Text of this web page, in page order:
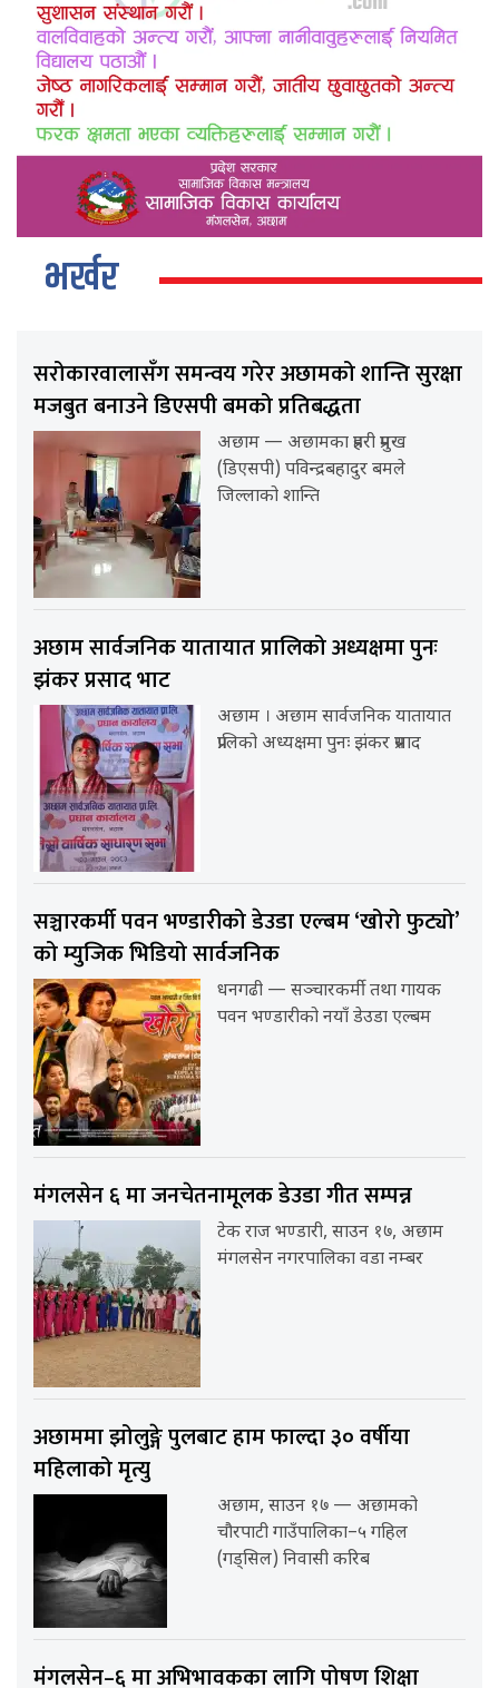
भर्खर
सरोकारवालासँग समन्वय गरेर अछामको शान्ति सुरक्षा
मजबुत बनाउने डिएसपी बमको प्रतिबद्धता
अछाम — अछामका प्रहरी प्रमुख
(डिएसपी) पविन्द्रबहादुर बमले
जिल्लाको शान्ति
अछाम सार्वजनिक यातायात प्रालिको अध्यक्षमा पुनः
झंकर प्रसाद भाट
अछाम । अछाम सार्वजनिक यातायात
प्रालिको अध्यक्षमा पुनः झंकर प्रसाद
सञ्चारकर्मी पवन भण्डारीको डेउडा एल्बम ‘खोरो फुट्यो’
को म्युजिक भिडियो सार्वजनिक
धनगढी — सञ्चारकर्मी तथा गायक
पवन भण्डारीको नयाँ डेउडा एल्बम
मंगलसेन ६ मा जनचेतनामूलक डेउडा गीत सम्पन्न
टेक राज भण्डारी, साउन १७, अछाम
मंगलसेन नगरपालिका वडा नम्बर
अछाममा झोलुङ्गे पुलबाट हाम फाल्दा ३० वर्षीया
महिलाको मृत्यु
अछाम, साउन १७ — अछामको
चौरपाटी गाउँपालिका–५ गहिल
(गड्सिल) निवासी करिब
मंगलसेन–६ मा अभिभावकका लागि पोषण शिक्षा